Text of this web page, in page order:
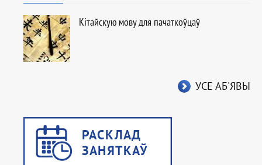
Кітайскую мову для пачаткоўцаў
УСЕ АБ'ЯВЫ